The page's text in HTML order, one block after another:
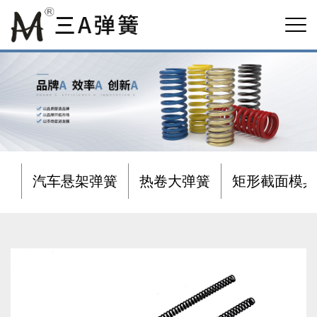
汽车悬架弹簧 热卷大弹簧 矩形截面模